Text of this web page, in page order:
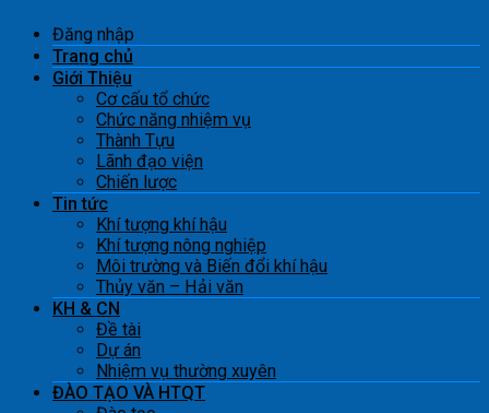
Đăng nhập
Trang chủ
Giới Thiệu
Cơ cấu tổ chức
Chức năng nhiệm vụ
Thành Tựu
Lãnh đạo viện
Chiến lược
Tin tức
Khí tượng khí hậu
Khí tượng nông nghiệp
Môi trường và Biến đổi khí hậu
Thủy văn – Hải văn
KH & CN
Đề tài
Dự án
Nhiệm vụ thường xuyên
ĐÀO TẠO VÀ HTQT